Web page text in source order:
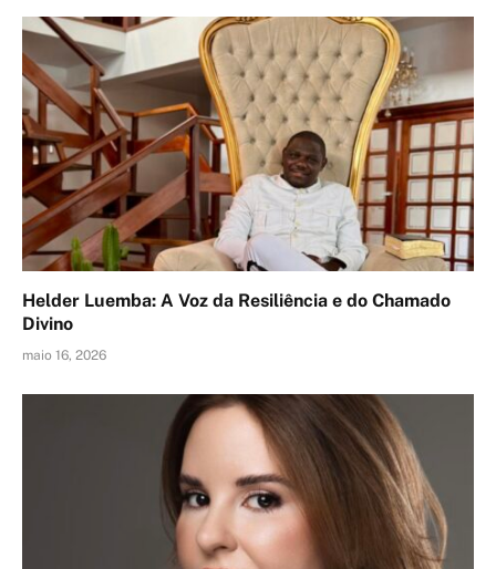
Helder Luemba: A Voz da Resiliência e do Chamado
Divino
maio 16, 2026